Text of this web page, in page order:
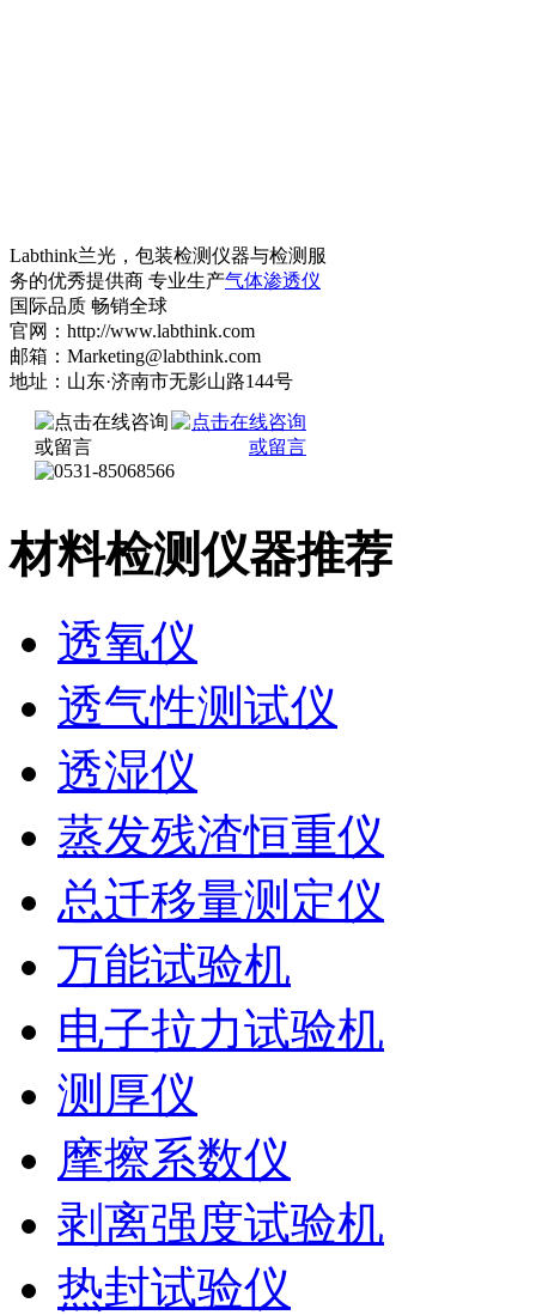
Labthink兰光，包装检测仪器与检测服
务的优秀提供商 专业生产气体渗透仪
国际品质 畅销全球
官网：http://www.labthink.com
邮箱：Marketing@labthink.com
地址：山东·济南市无影山路144号
材料检测仪器推荐
透氧仪
透气性测试仪
透湿仪
蒸发残渣恒重仪
总迁移量测定仪
万能试验机
电子拉力试验机
测厚仪
摩擦系数仪
剥离强度试验机
热封试验仪